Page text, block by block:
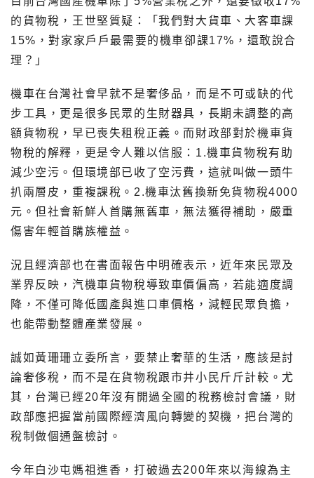
的貨物稅，王世堅質疑：「我們對大貨車、大客車課
15%，對家家戶戶最需要的機車卻課17%，還敢說合
理？」
機車在台灣社會早就不是奢侈品，而是不可或缺的代
步工具，更是很多民眾的生財器具，長期未調整的高
額貨物稅，早已喪失租稅正義。而財政部對於機車貨
物稅的解釋，更是令人難以信服：1.機車貨物稅有助
減少空污。但環境部已收了空污費，這就叫做一頭牛
扒兩層皮，重複課稅。2.機車汰舊換新免貨物稅4000
元。但社會新鮮人首購無舊車，無法獲得補助，嚴重
傷害年輕首購族權益。
況且經濟部也在書面報告中明確表示，近年來民眾及
業界反映，汽機車貨物稅導致車價偏高，若能適度調
降，不僅可降低國產與進口車價格，減輕民眾負擔，
也能帶動整體產業發展。
誠如黃珊珊立委所言，要禁止奢華的生活，應該是討
論奢侈稅，而不是在貨物稅跟市井小民斤斤計較。尤
其，台灣已經20年沒有開過全國的稅務檢討會議，財
政部應把握當前國際經濟風向轉變的契機，把台灣的
稅制做個通盤檢討。
今年白沙屯媽祖進香，打破過去200年來以海線為主